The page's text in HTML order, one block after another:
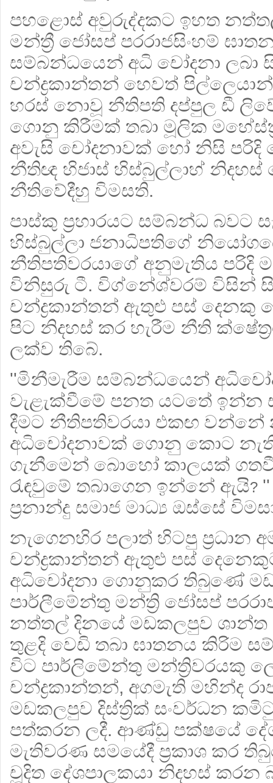
පහළොස් අවුරුද්දකට ඉහත නත්තල්
මන්ත්‍රී ජෝසප් පරරාජසිංහම්
සම්බන්ධයෙන් අධි චෝදනා
චන්ද්‍රකාන්තන් හෙවත්
හරස් නොවූ නීතිපති දප්පුල ඩී
ගොනු කිරීමක් තබා මූලික
අවැසි චෝදනාවක් හෝ නිසි
නීතිඥ හිජාස් හිස්බුල්ලාහ්
නීතිවේදීහු විමසති.
පාස්කු ප්‍රහාරයට සම්බන්ධ බවට
හිස්බුල්ලා ජනාධිපතිගේ
නීතිපතිවරයාගේ අනුමැතිය
විනිසුරු ටී. විග්නේශ්වරම් විසින්
චන්ද්‍රකාන්තන් ඇතුළු පස් දෙනකු
පිට නිදහස් කර හැරීම නීති
ලක්ව තිබේ.
''මිනීමැරීම සම්බන්ධයෙන්
වැළැක්වීමේ පනත යටතේ
දීමට නීතිපතිවරයා එකඟ වන්නේ
අධිචෝදනාවක් ගොනු කොට නැති
ගැනීමෙන් බොහෝ කාලයක්
රැඳවුමේ තබාගෙන ඉන්නේ ඇයි?
ප්‍රනාන්දු සමාජ මාධ්‍ය ඔස්සේ
නැගෙනහිර පලාත් හිටපු ප්‍රධාන
චන්ද්‍රකාන්තන් ඇතුළු පස්
අධිචෝදනා ගොනුකර තිබුණේ
පාර්ලීමේන්තු මන්ත්‍රි ජෝසප්
නත්තල් දිනයේ මඩකලපුව ශාන්ත
තුළදි වෙඩි තබා ඝාතනය කිරිම
විට පාර්ලිමේන්තු මන්ත්‍රිවරයකු
චන්ද්‍රකාන්තන්, අගමැති මහින්ද
මඩකලපුව දිස්ත්‍රික් සංවර්ධන
පත්කරන ලදී. ආණ්ඩු පක්ෂයේ
මැතිවරණ සමයේදී ප්‍රකාශ කර
චූදිත දේශපාලකයා නිදහස් කරන